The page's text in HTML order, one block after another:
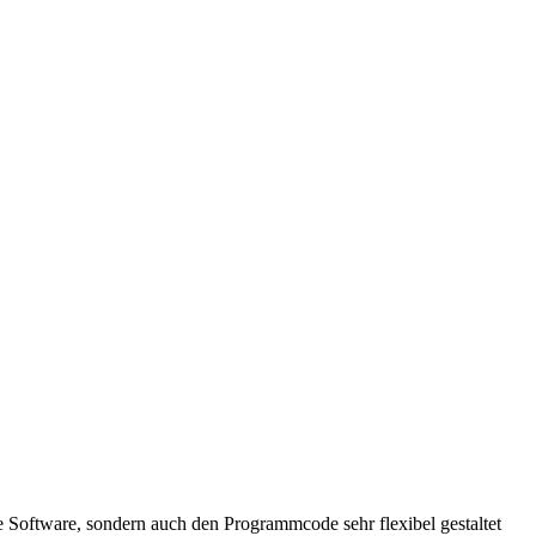
sondern auch den Programmcode sehr flexibel gestaltet